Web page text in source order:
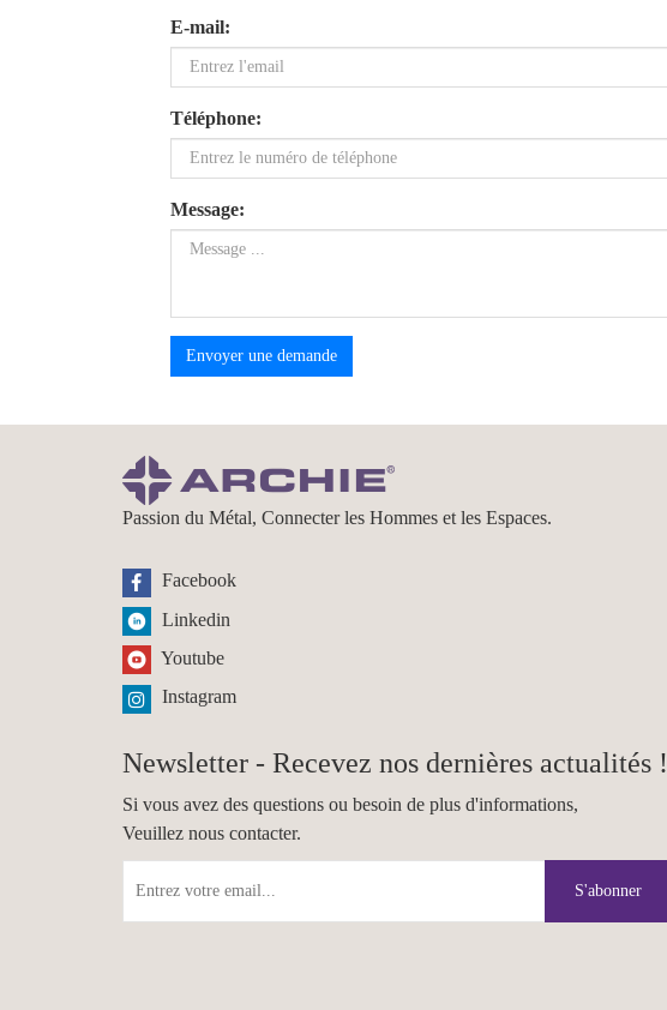
E-mail:
Téléphone:
Message:
Envoyer une demande
Passion du Métal, Connecter les Hommes et les Espaces.
Facebook
Linkedin
Youtube
Instagram
Newsletter - Recevez nos dernières actualités !
Si vous avez des questions ou besoin de plus d'informations,
Veuillez nous contacter.
S'abonner